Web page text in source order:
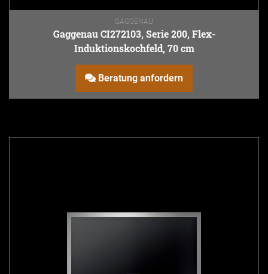
GAGGENAU
Gaggenau CI272103, Serie 200, Flex-
Induktionskochfeld, 70 cm
Beratung anfordern